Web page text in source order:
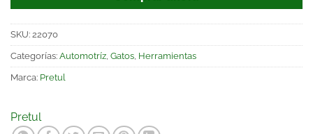
SKU: 22070
Categorías: Automotríz Gatos Herramientas
Marca: Pretul
Pretul